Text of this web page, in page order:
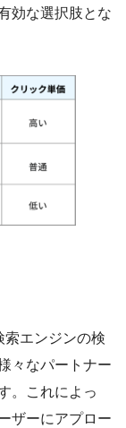
効な選択肢とな
索エンジンの検
々なパートナー
。これによっ
ザーにアプロー